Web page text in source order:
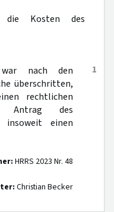
die Kosten des
1
nach den
überschritten,
rechtlichen
Antrag des
insoweit einen
HRRS 2023 Nr. 48
Christian Becker